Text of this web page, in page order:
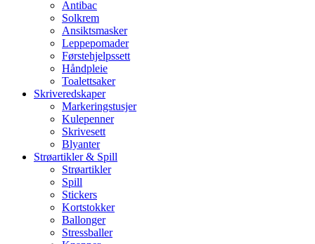
Antibac
Solkrem
Ansiktsmasker
Leppepomader
Førstehjelpssett
Håndpleie
Toalettsaker
Skriveredskaper
Markeringstusjer
Kulepenner
Skrivesett
Blyanter
Strøartikler & Spill
Strøartikler
Spill
Stickers
Kortstokker
Ballonger
Stressballer